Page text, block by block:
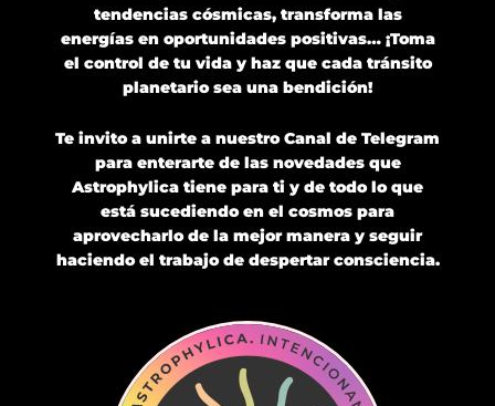
tendencias cósmicas, transforma las
energías en oportunidades positivas… ¡Toma
el control de tu vida y haz que cada tránsito
planetario sea una bendición!
Te invito a unirte a nuestro Canal de Telegram
para enterarte de las novedades que
Astrophylica tiene para ti y de todo lo que
está sucediendo en el cosmos para
aprovecharlo de la mejor manera y seguir
haciendo el trabajo de despertar consciencia.